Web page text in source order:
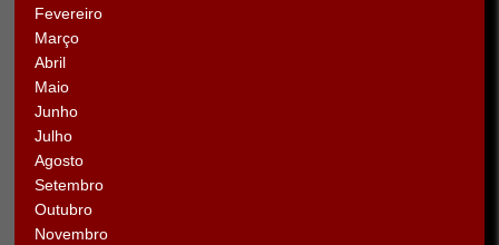
Fevereiro
Março
Abril
Maio
Junho
Julho
Agosto
Setembro
Outubro
Novembro